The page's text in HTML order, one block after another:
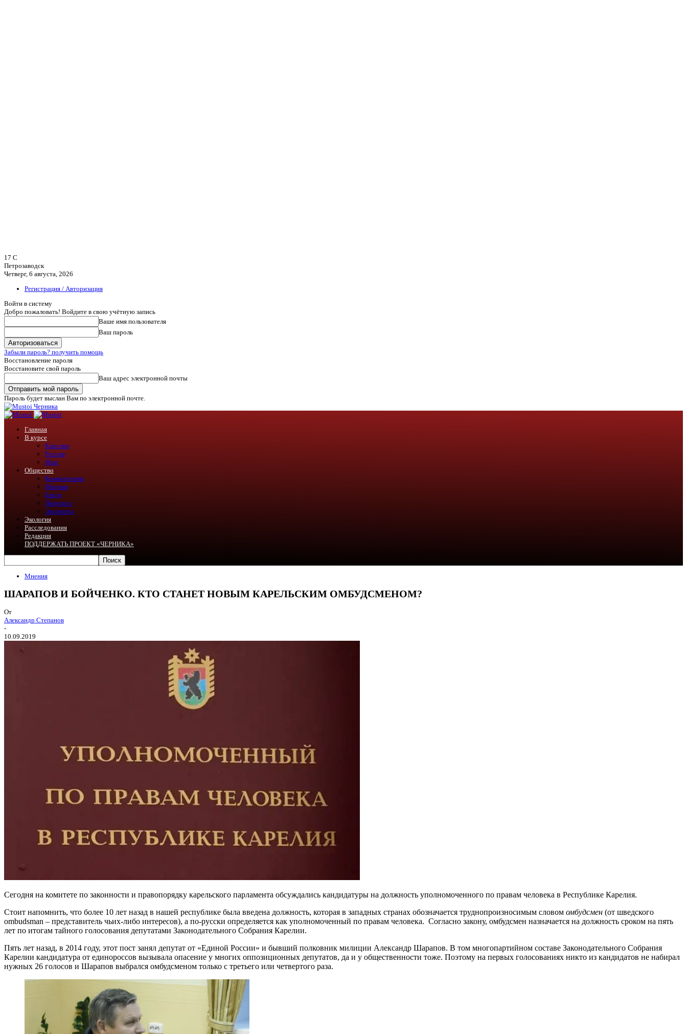
17 C
Петрозаводск
Четверг, 6 августа, 2026
Регистрация / Авторизация
Войти в систему
Добро пожаловать! Войдите в свою учётную запись
Ваше имя пользователя
Ваш пароль
Забыли пароль? получить помощь
Восстановление пароля
Восстановите свой пароль
Ваш адрес электронной почты
Пароль будет выслан Вам по электронной почте.
Черника
Главная
В курсе
Карелия
Россия
Мир
Общество
Комментарии
Мнения
Блоги
Перепост
Эксперты
Экология
Расследования
Редакция
ПОДДЕРЖАТЬ ПРОЕКТ «ЧЕРНИКА»
Мнения
ШАРАПОВ И БОЙЧЕНКО. КТО СТАНЕТ НОВЫМ КАРЕЛЬСКИМ ОМБУДСМЕНОМ?
От
Александр Степанов
-
10.09.2019
Сегодня на комитете по законности и правопорядку карельского парламента обсуждались кандидатуры на должность уполномоченного по правам человека в Республике Карелия.
Стоит напомнить, что более 10 лет назад в нашей республике была введена должность, которая в западных странах обозначается труднопроизносимым словом омбудсмен (от шведского
ombudsman – представитель чьих-либо интересов), а по-русски определяется как уполномоченный по правам человека. Согласно закону, омбудсмен назначается на должность сроком на пять
лет по итогам тайного голосования депутатами Законодательного Собрания Карелии.
Пять лет назад, в 2014 году, этот пост занял депутат от «Единой России» и бывший полковник милиции Александр Шарапов. В том многопартийном составе Законодательного Собрания
Карелии кандидатура от единороссов вызывала опасение у многих оппозиционных депутатов, да и у общественности тоже. Поэтому на первых голосованиях никто из кандидатов не набирал
нужных 26 голосов и Шарапов выбрался омбудсменом только с третьего или четвертого раза.